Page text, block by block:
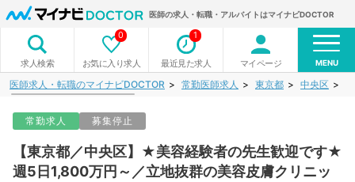
医師の求人・転職・アルバイトはマイナビDOCTOR
求人検索 お気に入り求人
0
最近見た求人
1
マイページ MENU
医師求人・転職のマイナビDOCTOR 常勤医師求人 東京都 中央区
常勤求人 募集停止
【東京都／中央区】★美容経験者の先生歓迎です★
週5日1,800万円～／立地抜群の美容皮膚クリニッ